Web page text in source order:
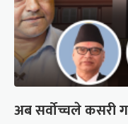
अब सर्वोच्चले कसरी